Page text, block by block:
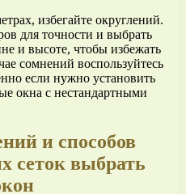
избегайте округлений.
для точности и выбрать
и высоте, чтобы избежать
сомнений воспользуйтесь
если нужно установить
окна с нестандартными
и способов
сеток выбрать